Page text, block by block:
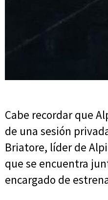
Cabe recordar que
de una sesión
Briatore, líder de
que se encuentra
encargado de